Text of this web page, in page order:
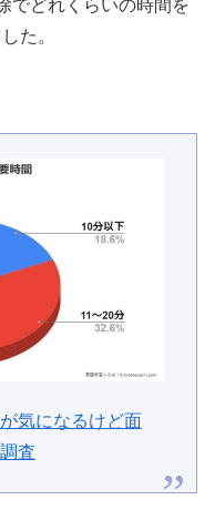
でどれくらいの時間を
た。
気になるけど面
査